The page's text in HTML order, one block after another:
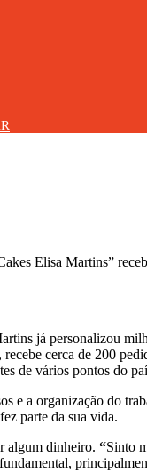
Elisa Martins”
já personalizou
cerca de 200
de vários pontos do
e a organização do
parte da sua vida.
algum dinheiro. “Sinto